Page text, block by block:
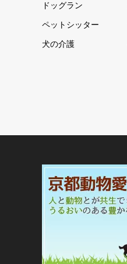
ドッグラン
ペットシッター
犬の介護